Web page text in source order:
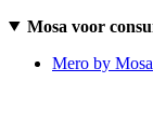
Mosa voor
Mero by Mosa